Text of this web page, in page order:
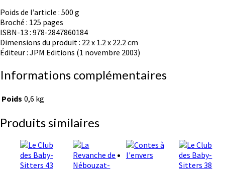
Poids de l’article : 500 g
Broché : 125 pages
ISBN-13 : 978-2847860184
Dimensions du produit : 22 x 1.2 x 22.2 cm
Éditeur : JPM Editions (1 novembre 2003)
Informations complémentaires
Poids 0,6 kg
Produits similaires